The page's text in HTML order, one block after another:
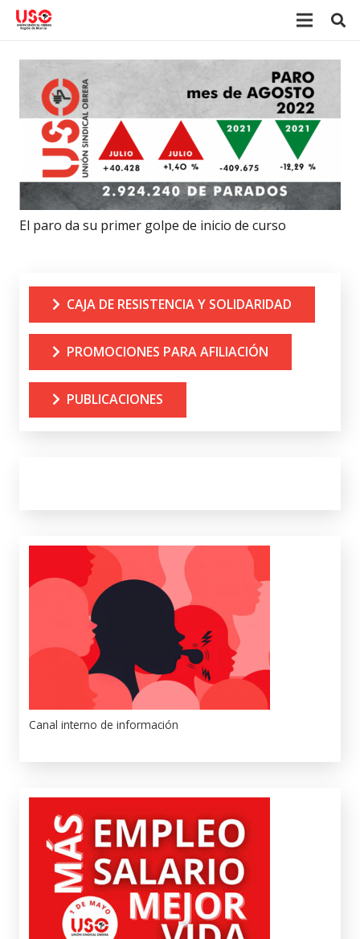
El paro da su primer golpe de inicio de curso
CAJA DE RESISTENCIA Y SOLIDARIDAD
PROMOCIONES PARA AFILIACIÓN
PUBLICACIONES
Canal interno de información